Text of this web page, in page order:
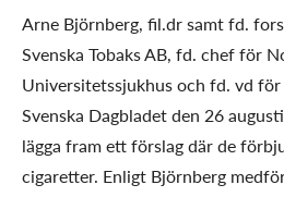
Arne Björnberg, fil.dr samt fd.
Svenska Tobaks AB, fd. chef för
Universitetssjukhus och fd. vd
Svenska Dagbladet den 26
lägga fram ett förslag där de
cigaretter. Enligt Björnberg